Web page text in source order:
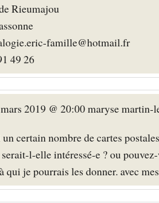
Rieumajou
famille@hotmail.fr
49 26
2019 @ 20:00 maryse martin-
certain nombre de cartes
l-elle intéressé-e ? ou
qui je pourrais les donner. avec